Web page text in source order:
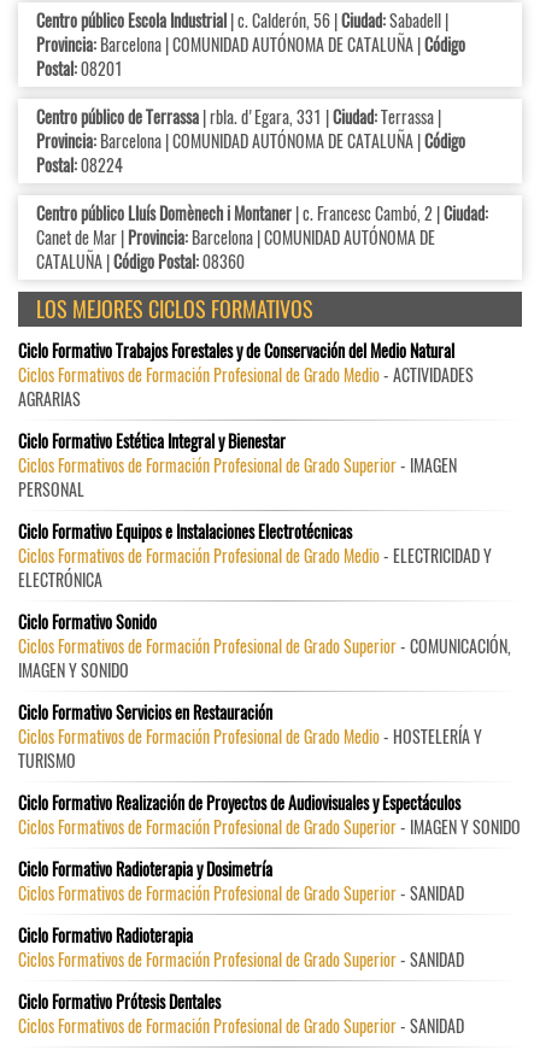
Centro público Escola Industrial| c. Calderón, 56 |Ciudad:Sabadell |
Provincia:Barcelona | COMUNIDAD AUTÓNOMA DE CATALUÑA |Código
Postal:08201
Centro público de Terrassa| rbla. d'Egara, 331 |Ciudad:Terrassa |
Provincia:Barcelona | COMUNIDAD AUTÓNOMA DE CATALUÑA |Código
Postal:08224
Centro público Lluís Domènech i Montaner| c. Francesc Cambó, 2 |Ciudad:
Canet de Mar |Provincia:Barcelona | COMUNIDAD AUTÓNOMA DE
CATALUÑA |Código Postal:08360
LOS MEJORES CICLOS FORMATIVOS
Ciclo Formativo Trabajos Forestales y de Conservación del Medio Natural
Ciclos Formativos de Formación Profesional de Grado Medio- ACTIVIDADES
AGRARIAS
Ciclo Formativo Estética Integral y Bienestar
Ciclos Formativos de Formación Profesional de Grado Superior- IMAGEN
PERSONAL
Ciclo Formativo Equipos e Instalaciones Electrotécnicas
Ciclos Formativos de Formación Profesional de Grado Medio- ELECTRICIDAD Y
ELECTRÓNICA
Ciclo Formativo Sonido
Ciclos Formativos de Formación Profesional de Grado Superior- COMUNICACIÓN,
IMAGEN Y SONIDO
Ciclo Formativo Servicios en Restauración
Ciclos Formativos de Formación Profesional de Grado Medio- HOSTELERÍA Y
TURISMO
Ciclo Formativo Realización de Proyectos de Audiovisuales y Espectáculos
Ciclos Formativos de Formación Profesional de Grado Superior- IMAGEN Y SONIDO
Ciclo Formativo Radioterapia y Dosimetría
Ciclos Formativos de Formación Profesional de Grado Superior- SANIDAD
Ciclo Formativo Radioterapia
Ciclos Formativos de Formación Profesional de Grado Superior- SANIDAD
Ciclo Formativo Prótesis Dentales
Ciclos Formativos de Formación Profesional de Grado Superior- SANIDAD